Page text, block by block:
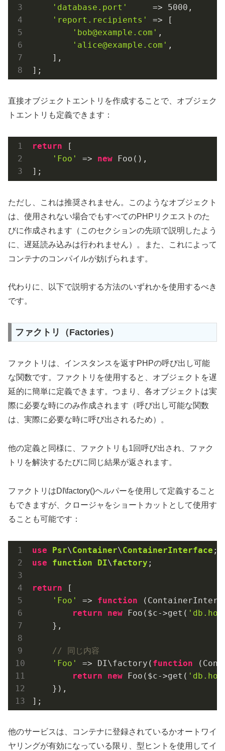
'database.port'
     =>
5000 ,
'report.recipients'
=> [
'bob@example.com' ,
'alice@example.com' ,
    ],
];
直接オブジェクトエントリを作成することで、オブジェク
トエントリも定義できます：
return [
'Foo'
=> new Foo(),
];
ただし、これは推奨されません。このようなオブジェクト
は、使用されない場合でもすべてのPHPリクエストのた
びに作成されます（このセクションの先頭で説明したよう
に、遅延読み込みは行われません）。また、これによって
コンテナのコンパイルが妨げられます。
代わりに、以下で説明する方法のいずれかを使用するべき
です。
ファクトリ（Factories）
ファクトリは、インスタンスを返すPHPの呼び出し可能
な関数です。ファクトリを使用すると、オブジェクトを遅
延的に簡単に定義できます。つまり、各オブジェクトは実
際に必要な時にのみ作成されます（呼び出し可能な関数
は、実際に必要な時に呼び出されるため）。
他の定義と同様に、ファクトリも1回呼び出され、ファク
トリを解決するたびに同じ結果が返されます。
ファクトリはDI\factory()ヘルパーを使用して定義すること
もできますが、クロージャをショートカットとして使用す
ることも可能です：
use Psr\Container\ContainerInterface
use
function DI\factory ;
return [
'Foo'
=> function
return
new Foo($c->get(
    },
// 同じ内容
'Foo'
=> DI\factory( function
return
new Foo($c->get(
    }),
];
他のサービスは、コンテナに登録されているかオートワイ
ヤリングが有効になっている限り、型ヒントを使用してイ